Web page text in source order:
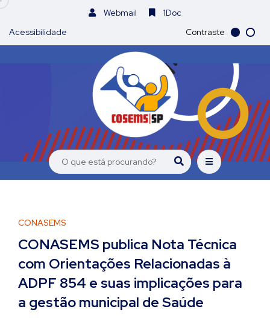
Webmail
1Doc
Acessibilidade
Contraste
CONASEMS
CONASEMS publica Nota Técnica
com Orientações Relacionadas à
ADPF 854 e suas implicações para
a gestão municipal de Saúde